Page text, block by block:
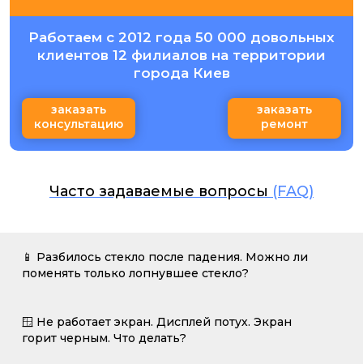
Работаем с 2012 года 50 000 довольных
клиентов 12 филиалов на территории
города Киев
заказать
консультацию
заказать
ремонт
Часто задаваемые вопросы (FAQ)
📱 Разбилось стекло после падения. Можно ли
поменять только лопнувшее стекло?
🪟 Не работает экран. Дисплей потух. Экран
горит черным. Что делать?